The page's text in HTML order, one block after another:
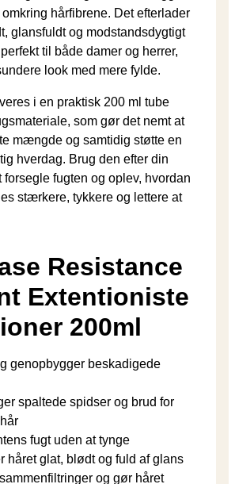
hårfibrene. Det efterlader
glansfuldt og modstandsdygtigt
til både damer og herrer,
look med mere fylde.
i en praktisk 200 ml tube
som gør det nemt at
mængde og samtidig støtte en
hverdag. Brug den efter din
forsegle fugten og oplev, hvordan
stærkere, tykkere og lettere at
Resistance
Extentioniste
200ml
genopbygger beskadigede
spaltede spidser og brud for
fugt uden at tynge
håret glat, blødt og fuld af glans
og gør håret